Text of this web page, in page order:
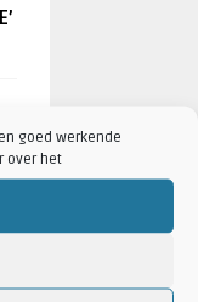
goed werkende
over het